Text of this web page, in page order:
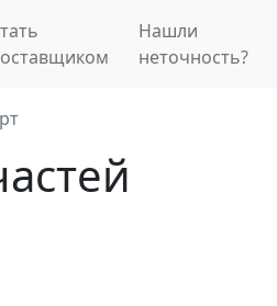
Нашли
неточность?